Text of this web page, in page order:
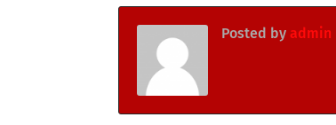
Posted by admin